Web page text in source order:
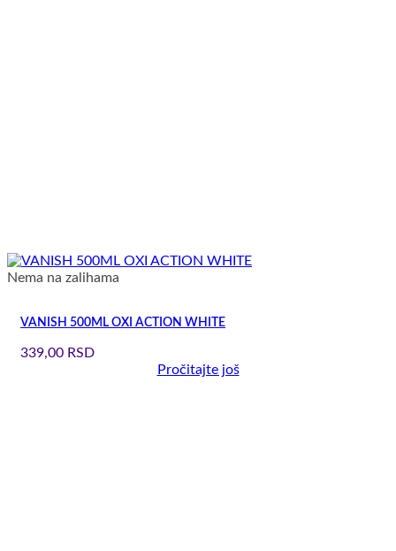
Nema na zalihama
VANISH 500ML OXI ACTION WHITE
339,00 RSD
Pročitajte još